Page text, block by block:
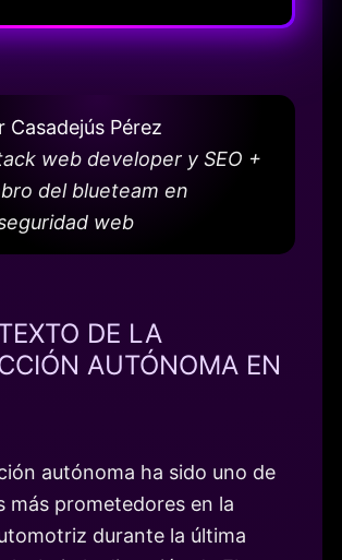
Casadejús Pérez
web developer y SEO +
del blueteam en
web
DE LA
AUTÓNOMA EN
autónoma ha sido uno de
más prometedores en la
durante la última